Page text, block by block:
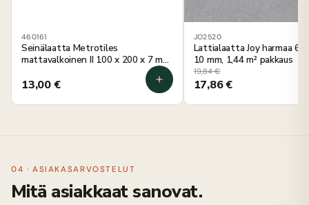
460161
Seinälaatta Metrotiles
mattavalkoinen II 100 x 200 x 7 mm,
13,00€
JO2520
Lattialaatta Joy harmaa
10 mm, 1,44 m² pakkaus
19,84€
17,86€
04 · ASIAKASARVOSTELUT
Mitä asiakkaat sanovat.